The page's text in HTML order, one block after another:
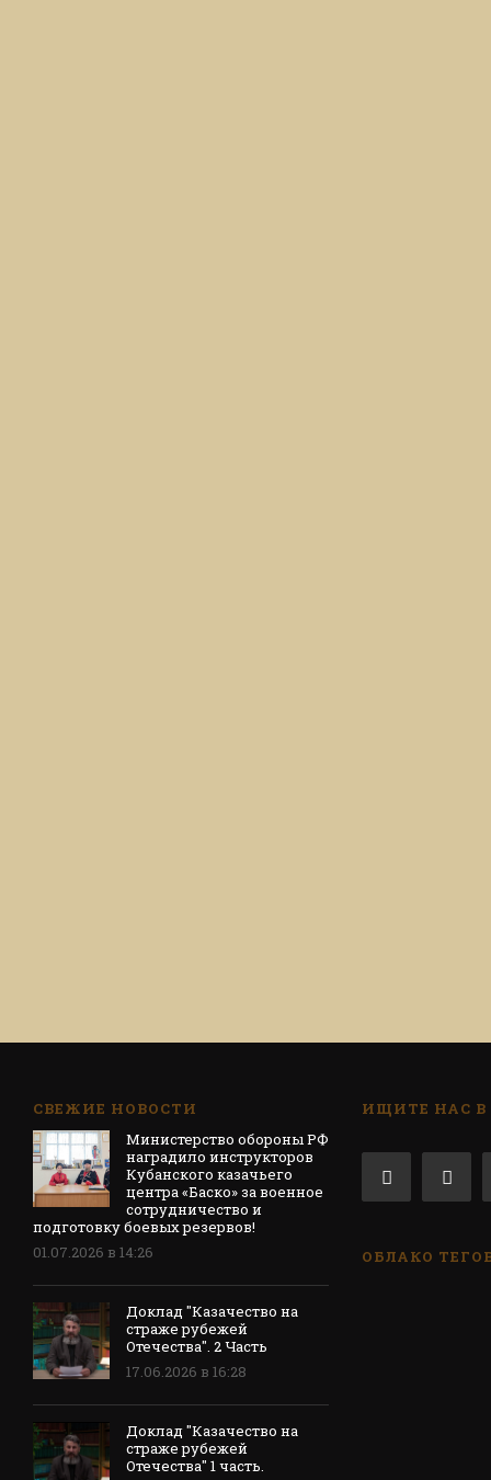
СВЕЖИЕ НОВОСТИ
Министерство обороны РФ
наградило инструкторов
Кубанского казачьего
центра «Баско» за военное
сотрудничество и
подготовку боевых резервов!
01.07.2026 в 14:26
Доклад "Казачество на
страже рубежей
Отечества". 2 Часть
17.06.2026 в 16:28
Доклад "Казачество на
страже рубежей
Отечества" 1 часть.
ИЩИТЕ НАС В
ОБЛАКО